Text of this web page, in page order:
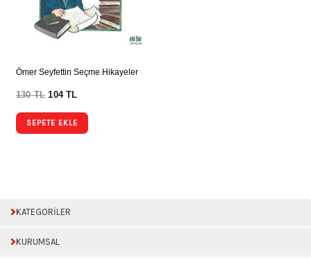
Ömer Seyfettin Seçme Hikayeler
130TL 104TL
SEPETE EKLE
KATEGORİLER
KURUMSAL